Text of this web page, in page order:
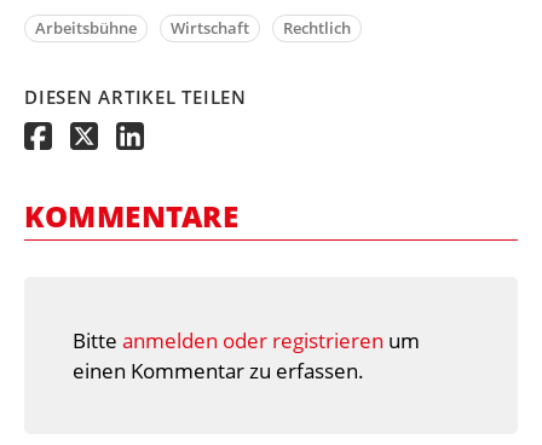
Arbeitsbühne Wirtschaft Rechtlich
DIESEN ARTIKEL TEILEN
KOMMENTARE
Bitte anmelden oder registrieren um
einen Kommentar zu erfassen.